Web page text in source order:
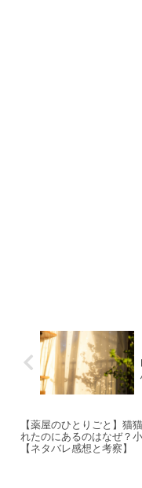
【薬屋のひとりごと】猫
れたのにあるのはなぜ？
【ネタバレ感想と考察】